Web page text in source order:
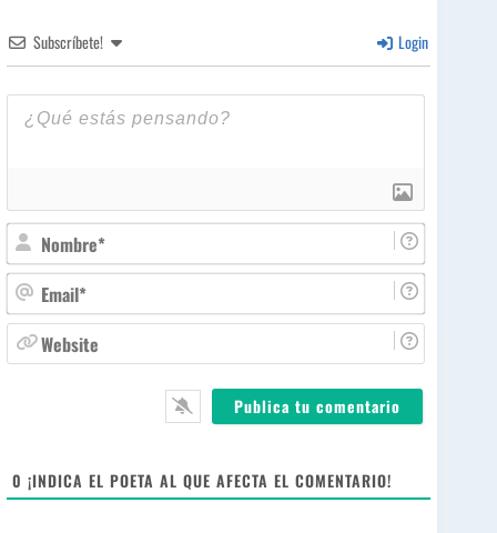
Subscríbete! Login
o
m
b
r
m
ie
0 ¡INDICA EL POETA AL QUE AFECTA EL COMENTARIO!